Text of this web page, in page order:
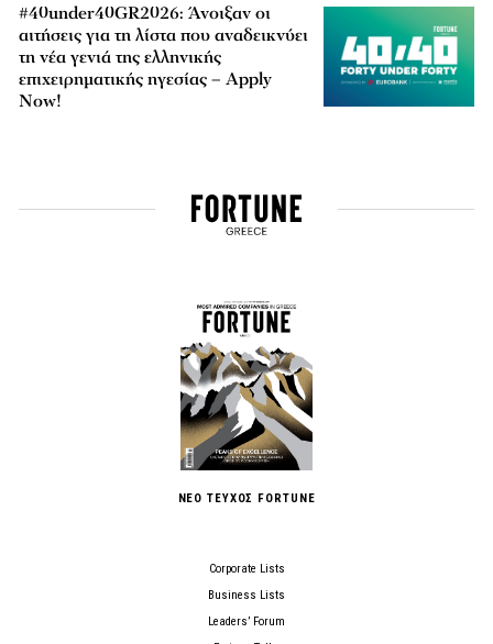
#40under40GR2026: Άνοιξαν οι
αιτήσεις για τη λίστα που αναδεικνύει
τη νέα γενιά της ελληνικής
επιχειρηματικής ηγεσίας – Apply
Now!
ΝΕΟ ΤΕΥΧΟΣ FORTUNE
Corporate Lists
Business Lists
Leaders’ Forum